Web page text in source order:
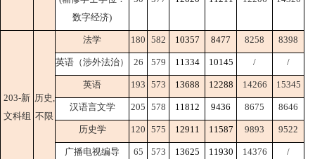
数字经济)
203-新
文科组
历史,
不限
法学 180 582 10357 8477 8258 8398
英语（涉外法治） 26 579 11334 10145 / /
英语 193 573 13688 12288 14266 15345
汉语言文学 205 578 11812 9436 8675 8646
历史学 120 575 12911 11587 9893 9522
广播电视编导 65 573 13625 11930 14376 /